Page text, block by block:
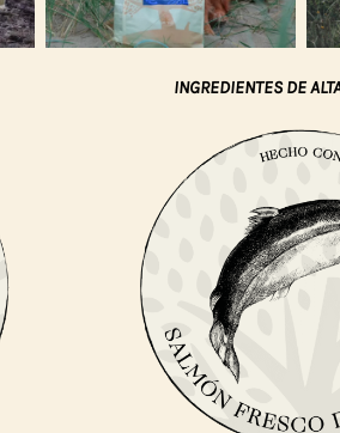
INGREDIENTES DE